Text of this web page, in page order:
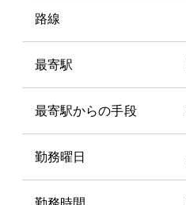
路線
最寄駅
最寄駅からの手段
勤務曜日